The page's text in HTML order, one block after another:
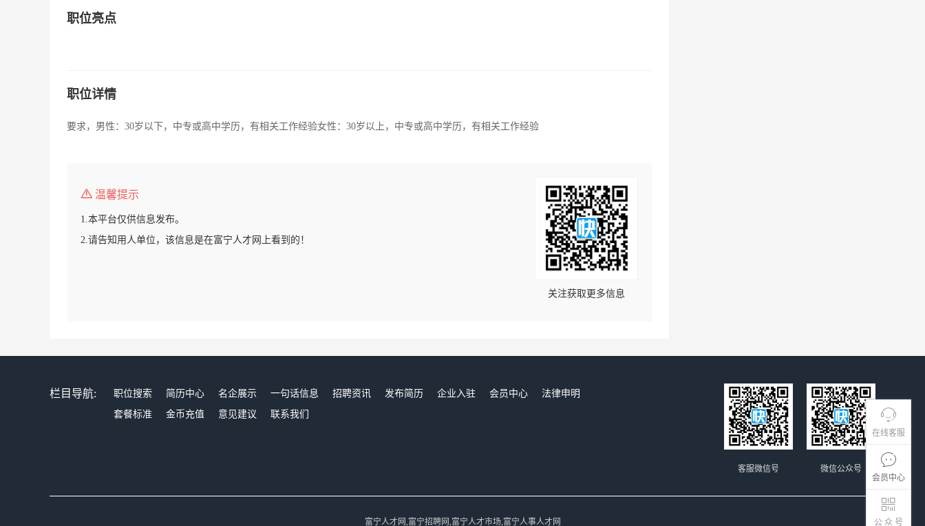
在线客服
会员中心
公 众 号
职位亮点
职位详情
要求，男性：30岁以下，中专或高中学历，有相关工作经验女性：30岁以上，中专或高中学历，有相关工作经验
温馨提示
1.本平台仅供信息发布。
2.请告知用人单位，该信息是在富宁人才网上看到的！
关注获取更多信息
栏目导航: 职位搜索 简历中心 名企展示 一句话信息 招聘资讯 发布简历 企业入驻 会员中心
法律申明
套餐标准
金币充值 意见建议 联系我们
微信公众号
客服微信号
富宁人才网,富宁招聘网,富宁人才市场,富宁人事人才网